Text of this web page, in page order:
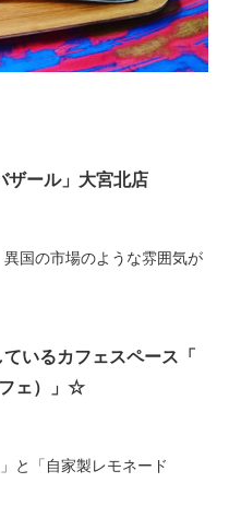
ザール」大宮北店
国の市場のような雰囲気が
いるカフェスペース「
ェ）」☆
と「自家製レモネード